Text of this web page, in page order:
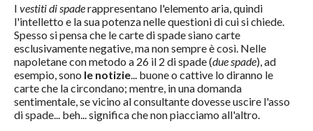
I vestiti di spaderappresentano l'elemento aria, quindi
l'intelletto e la sua potenza nelle questioni di cui si chiede.
Spesso si pensa che le carte di spade siano carte
esclusivamente negative, ma non sempre è così. Nelle
napoletane con metodo a 26 il 2 di spade (due spade), ad
esempio, sono le notizie ... buone o cattive lo diranno le
carte che la circondano; mentre, in una domanda
sentimentale, se vicino al consultante dovesse uscire l'asso
di spade... beh... significa che non piacciamo all'altro.